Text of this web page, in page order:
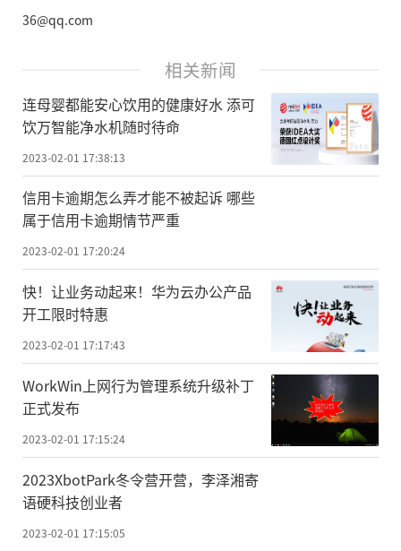
36@qq.com
相关新闻
连母婴都能安心饮用的健康好水 添可
饮万智能净水机随时待命
2023-02-01 17:38:13
信用卡逾期怎么弄才能不被起诉 哪些
属于信用卡逾期情节严重
2023-02-01 17:20:24
快！让业务动起来！华为云办公产品
开工限时特惠
2023-02-01 17:17:43
WorkWin上网行为管理系统升级补丁
正式发布
2023-02-01 17:15:24
2023XbotPark冬令营开营，李泽湘寄
语硬科技创业者
2023-02-01 17:15:05